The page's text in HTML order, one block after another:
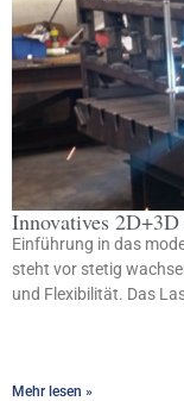
Innovatives
Einführung in das
steht vor stetig
und Flexibilität. Das
Mehr lesen »